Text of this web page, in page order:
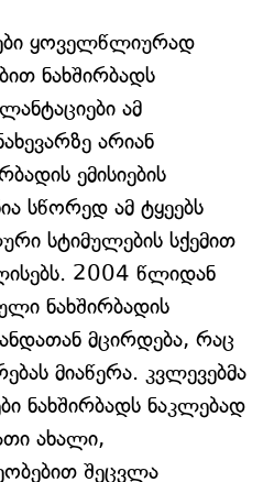
ყოველწლიურად
ნახშირბადს
ამ
არიან
ემისიების
სწორედ ამ ტყეებს
სტიმულების სქემით
2004 წლიდან
ნახშირბადის
მცირდება, რაც
მიაწერა. კვლევებმა
ნახშირბადს ნაკლებად
ახალი,
შეცვლა